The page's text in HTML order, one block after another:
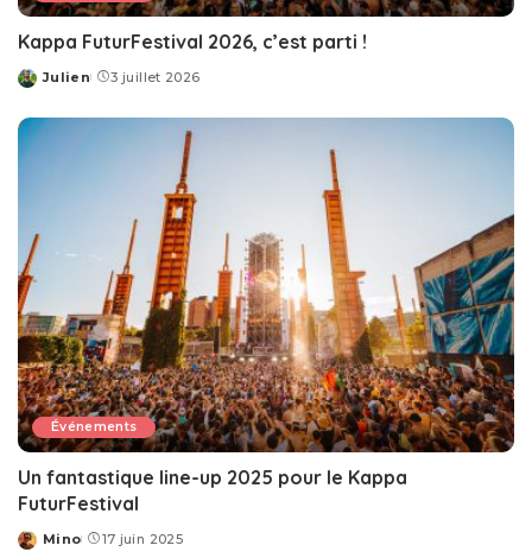
Kappa FuturFestival 2026, c’est parti !
Posted
Julien 3 juillet 2026
Événements
Un fantastique line-up 2025 pour le Kappa
FuturFestival
Posted
Mino 17 juin 2025